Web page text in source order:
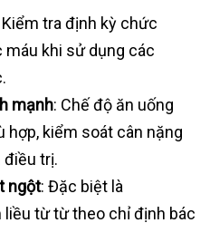
Kiểm tra định kỳ chức
máu khi sử dụng các
mạnh: Chế độ ăn uống
hợp, kiểm soát cân nặng
điều trị.
ngột: Đặc biệt là
từ từ theo chỉ định bác